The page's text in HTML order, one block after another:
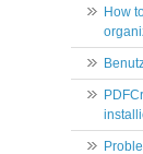
How